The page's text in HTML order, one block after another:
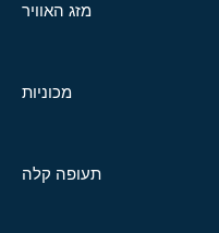
מזג האוויר
מכוניות
תעופה קלה